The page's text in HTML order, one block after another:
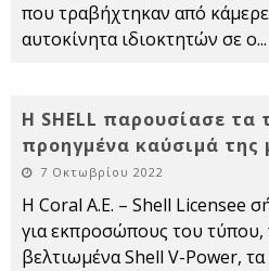
που τραβήχτηκαν από
αυτοκίνητα ιδιοκτητών σε ο...
Η SHELL παρουσίασε τα
προηγμένα καύσιμά της
7 Οκτωβρίου 2022
Η Coral Α.Ε. – Shell Licensee
για εκπροσώπους του τύπου,
βελτιωμένα Shell V-Power,